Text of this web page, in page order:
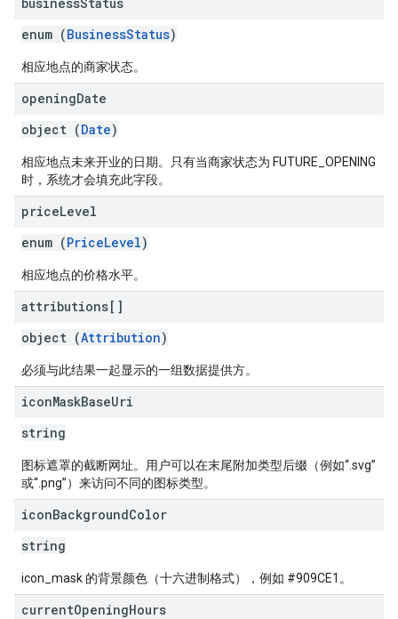
enum (BusinessStatus)
相应地点的商家状态。
openingDate
object (Date)
相应地点未来开业的日期。只有当商家状态为 FUTURE_OPENING
时，系统才会填充此字段。
priceLevel
enum (PriceLevel)
相应地点的价格水平。
attributions[]
object (Attribution)
必须与此结果一起显示的一组数据提供方。
iconMaskBaseUri
string
图标遮罩的截断网址。用户可以在末尾附加类型后缀（例如“.svg”
或“.png”）来访问不同的图标类型。
iconBackgroundColor
string
icon_mask 的背景颜色（十六进制格式），例如 #909CE1。
currentOpeningHours